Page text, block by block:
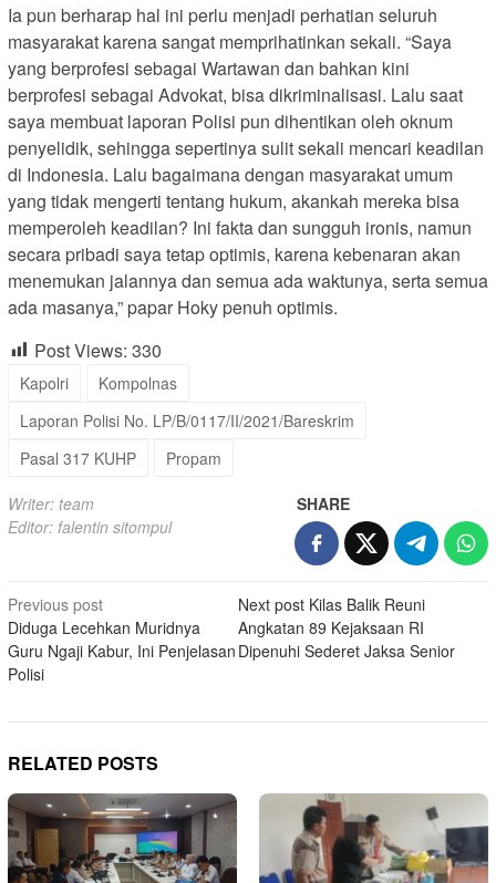
Ia pun berharap hal ini perlu menjadi perhatian seluruh
masyarakat karena sangat memprihatinkan sekali. “Saya
yang berprofesi sebagai Wartawan dan bahkan kini
berprofesi sebagai Advokat, bisa dikriminalisasi. Lalu saat
saya membuat laporan Polisi pun dihentikan oleh oknum
penyelidik, sehingga sepertinya sulit sekali mencari keadilan
di Indonesia. Lalu bagaimana dengan masyarakat umum
yang tidak mengerti tentang hukum, akankah mereka bisa
memperoleh keadilan? Ini fakta dan sungguh ironis, namun
secara pribadi saya tetap optimis, karena kebenaran akan
menemukan jalannya dan semua ada waktunya, serta semua
ada masanya,” papar Hoky penuh optimis.
Post Views: 330
Kapolri
Kompolnas
Laporan Polisi No. LP/B/0117/II/2021/Bareskrim
Pasal 317 KUHP
Propam
Writer: team
Editor: falentin sitompul
SHARE
Post
navigation
Previous post
Diduga Lecehkan Muridnya
Guru Ngaji Kabur, Ini Penjelasan
Polisi
Next post Kilas Balik Reuni
Angkatan 89 Kejaksaan RI
Dipenuhi Sederet Jaksa Senior
RELATED POSTS